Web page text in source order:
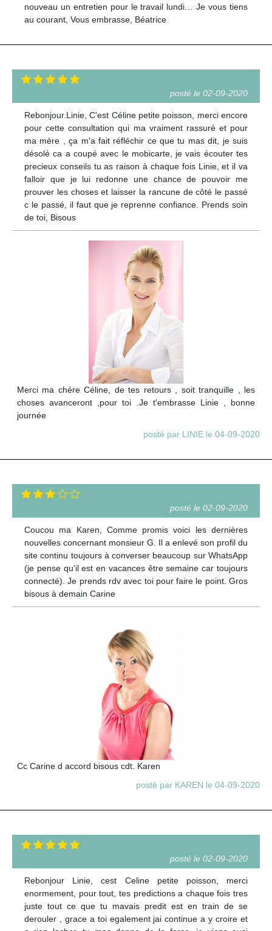
nouveau un entretien pour le travail lundi… Je vous tiens
au courant, Vous embrasse, Béatrice
posté le 02-09-2020
Rebonjour.Linie, C'est Céline petite poisson, merci encore
pour cette consultation qui ma vraiment rassuré et pour
ma mère , ça m'a fait réfléchir ce que tu mas dit, je suis
désolé ca a coupé avec le mobicarte, je vais écouter tes
precieux conseils tu as raison à chaque fois Linie, et il va
falloir que je lui redonne une chance de pouvoir me
prouver les choses et laisser la rancune de côté le passé
c le passé, il faut que je reprenne confiance. Prends soin
de toi, Bisous
Merci ma chére Céline, de tes retours , soit tranquille , les
choses avanceront ,pour toi .Je t'embrasse Linie , bonne
journée
posté par LINIE le 04-09-2020
posté le 02-09-2020
Coucou ma Karen, Comme promis voici les dernières
nouvelles concernant monsieur G. Il a enlevé son profil du
site continu toujours à converser beaucoup sur WhatsApp
(je pense qu'il est en vacances être semaine car toujours
connecté). Je prends rdv avec toi pour faire le point. Gros
bisous à demain Carine
Cc Carine d accord bisous cdt. Karen
posté par KAREN le 04-09-2020
posté le 02-09-2020
Rebonjour Linie, cest Celine petite poisson, merci
enormement, pour tout, tes predictions a chaque fois tres
juste tout ce que tu mavais predit est en train de se
derouler , grace a toi egalement jai continue a y croire et